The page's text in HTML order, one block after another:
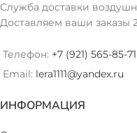
Служба доставки
Доставляем ваши заказы
Телефон: +7 (921) 565-85-71
Email: lera1111@yandex.ru
ИНФОРМАЦИЯ